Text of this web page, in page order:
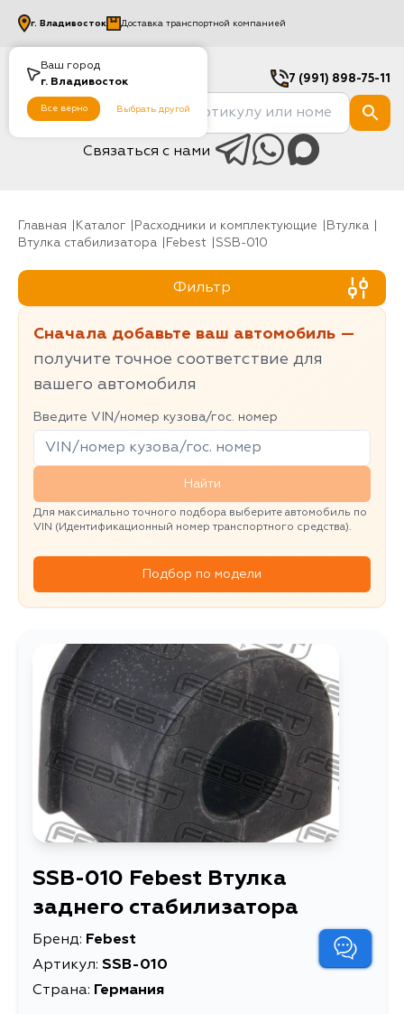
Ваш город
г. Владивосток
Все верно Выбрать другой
г. Владивосток Доставка транспортной компанией
7 (991) 898-75-11
Связаться с нами
Главная Каталог Расходники и комплектующие
Втулка
Втулка стабилизатора
Febest SSB-010
Фильтр
Сначала добавьте ваш автомобиль —
получите точное соответствие для
вашего автомобиля
Введите VIN/номер кузова/гос. номер
Найти
Для максимально точного подбора выберите автомобиль по
VIN (Идентификационный номер транспортного средства).
Подбор по модели
SSB-010 Febest Втулка
заднего стабилизатора
Бренд: Febest
Артикул: SSB-010
Страна: Германия